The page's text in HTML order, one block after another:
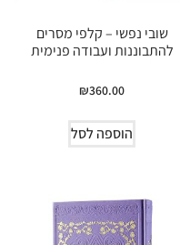
שובי נפשי – קלפי מסרים
להתבוננות ועבודה פנימית
₪360.00
הוספה לסל